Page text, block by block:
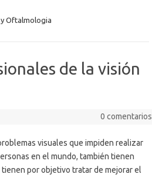
Oftalmologia
de la visión
0 comentarios
visuales que impiden realizar
en el mundo, también tienen
por objetivo tratar de mejorar el